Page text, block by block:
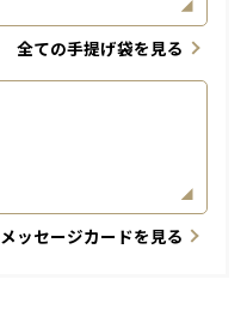
全ての手提げ袋を見る
メッセージカードを見る